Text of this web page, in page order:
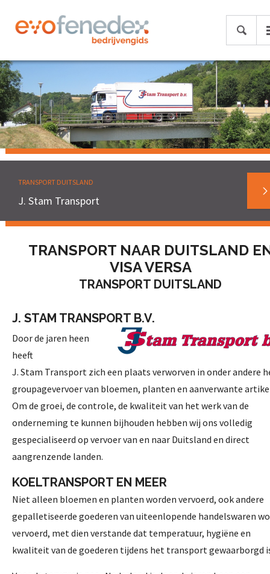
TRANSPORT DUITSLAND
J. Stam Transport
TRANSPORT NAAR DUITSLAND
VISA VERSA
TRANSPORT DUITSLAND
J. STAM TRANSPORT B.V.
Door de jaren heen
heeft
J. Stam Transport zich een plaats verworven in onder andere
groupagevervoer van bloemen, planten en aanverwante
Om de groei, de controle, de kwaliteit van het werk van de
onderneming te kunnen bijhouden hebben wij ons volledig
gespecialiseerd op vervoer van en naar Duitsland en direct
aangrenzende landen.
KOELTRANSPORT EN MEER
Niet alleen bloemen en planten worden vervoerd, ook andere
gepalletiseerde goederen van uiteenlopende handelswaren
vervoerd, met dien verstande dat temperatuur, hygiëne en
kwaliteit van de goederen tijdens het transport gewaarborgd